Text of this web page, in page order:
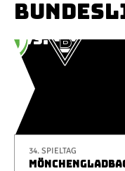
34. SPIELTAG